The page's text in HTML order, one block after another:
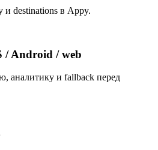
и destinations в Appy.
/ Android / web
аналитику и fallback перед